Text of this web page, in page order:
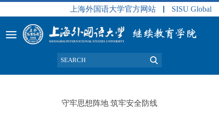
上海外国语大学官方网站 SISU Global
守牢思想阵地 筑牢安全防线